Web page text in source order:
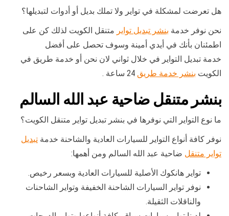
هل تعرضت لمشكلة في تواير ولا تملك بديل أو أدوات لتبديلها؟
نحن نوفر خدمة بنشر تبديل تواير متنقل الكويت لذلك كن على
اطمئنان بأنك في أيدي أمينة وسوف تحصل على أفضل
خدمة تبديل التواير في خلال ثواني لان نحن أو خدمة طريق في
الكويت بنشر خدمة طريق
بنشر متنقل ضاحية عبد الله السالم
ما نوع التواير التي نوفرها في بنشر تبديل تواير متنقل الكويت؟
نوفر كافة أنواع التواير للسيارات العادية والشاحنة خدمة تبديل
تواير متنقل ضاحية عبد الله السالم ومن أهمها:
تواير هانكوك الأصلية للسيارات العادية وبسعر رخيص.
نوفر تواير السيارات الشاحنة الخفيفة وتواير الشاحنات
والناقلات الثقيلة.